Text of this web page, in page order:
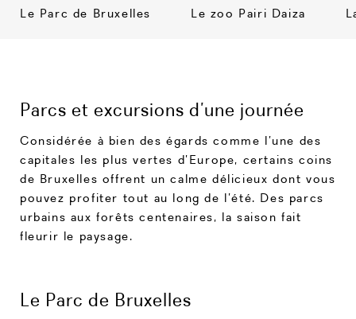
Le Parc de Bruxelles Le zoo Pairi Daiza
Parcs et excursions d’une journée
Considérée à bien des égards comme l’une des
capitales les plus vertes d’Europe, certains coins
de Bruxelles offrent un calme délicieux dont vous
pouvez profiter tout au long de l’été. Des parcs
urbains aux forêts centenaires, la saison fait
fleurir le paysage.
Le Parc de Bruxelles